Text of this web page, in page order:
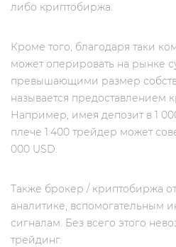
либо криптобиржа.
Кроме того, благодаря таки
может оперировать на рынке
превышающими размер
называется предоставлением
Например, имея депозит в 1
плече 1:400 трейдер может
000 USD.
Также брокер / криптобиржа
аналитике, вспомогательным
сигналам. Без всего этого
трейдинг.